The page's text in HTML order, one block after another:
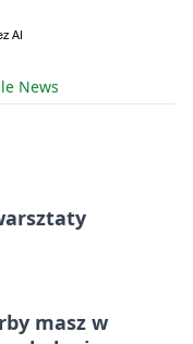
News
masz w